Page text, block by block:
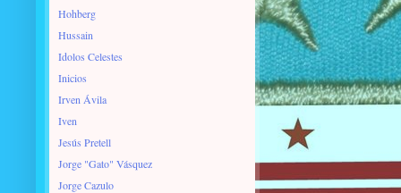
Hohberg
Hussain
Idolos Celestes
Inicios
Irven Ávila
Iven
Jesús Pretell
Jorge "Gato" Vásquez
Jorge Cazulo